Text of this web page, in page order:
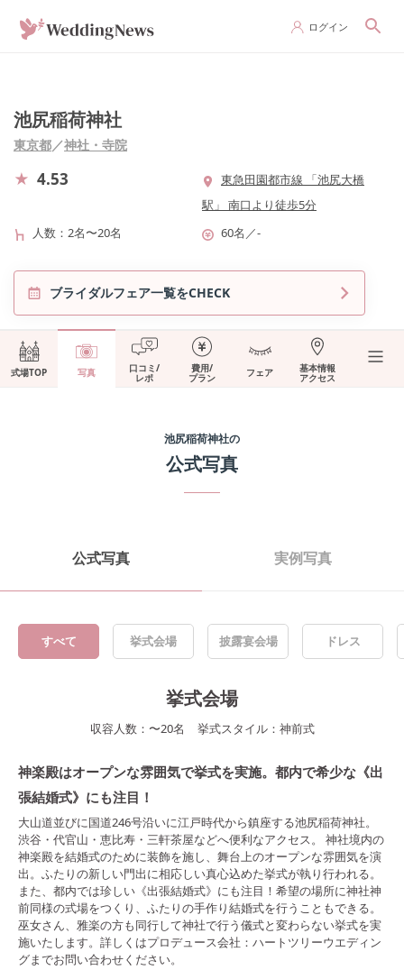
ログイン
池尻稲荷神社
東京都／神社・寺院
4.53
東急田園都市線 「池尻大橋
駅」 南口より徒歩5分
人数
2名〜20名 60名 ／-
ブライダルフェア一覧をCHECK
式場TOP 写真 口コミ/
レポ
費用/
プラン フェア 基本情報
アクセス
池尻稲荷神社の
公式写真
公式写真 実例写真
すべて 挙式会場 披露宴会場 ドレス
挙式会場
収容人数： 〜20名 挙式スタイル： 神前式
神楽殿はオープンな雰囲気で挙式を実施。都内で希少な《出
張結婚式》にも注目！
大山道並びに国道246号沿いに江戸時代から鎮座する池尻稲荷神社。
渋谷・代官山・恵比寿・三軒茶屋などへ便利なアクセス。 神社境内の
神楽殿を結婚式のために装飾を施し、舞台上のオープンな雰囲気を演
出。ふたりの新しい門出に相応しい真心込めた挙式が執り行われる。
また、都内では珍しい《出張結婚式》にも注目！希望の場所に神社神
前同様の式場をつくり、ふたりの手作り結婚式を行うこともできる。
巫女さん、雅楽の方も同行して神社で行う儀式と変わらない挙式を実
施いたします。詳しくはプロデュース会社：ハートツリーウエディン
グまでお問い合わせください。